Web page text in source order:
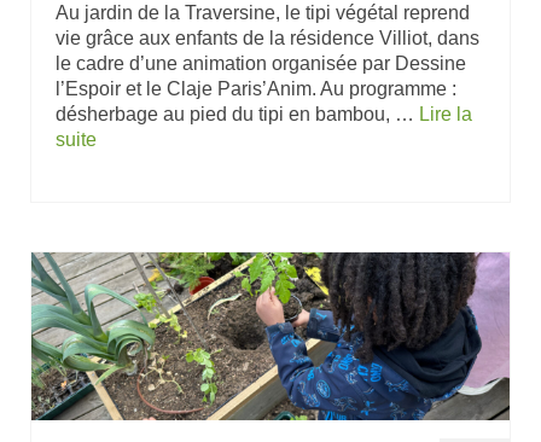
Au jardin de la Traversine, le tipi végétal reprend
vie grâce aux enfants de la résidence Villiot, dans
le cadre d’une animation organisée par Dessine
l’Espoir et le Claje Paris’Anim. Au programme :
désherbage au pied du tipi en bambou, … Lire la
suite